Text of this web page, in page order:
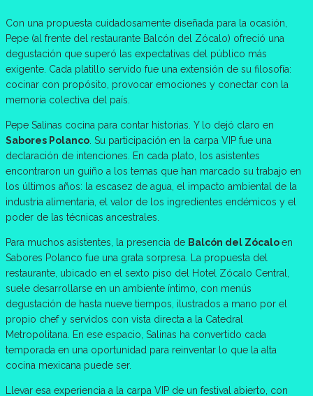
Con una propuesta cuidadosamente diseñada para la ocasión,
Pepe (al frente del restaurante Balcón del Zócalo) ofreció una
degustación que superó las expectativas del público más
exigente. Cada platillo servido fue una extensión de su filosofía:
cocinar con propósito, provocar emociones y conectar con la
memoria colectiva del país.
Pepe Salinas cocina para contar historias. Y lo dejó claro en
Sabores Polanco . Su participación en la carpa VIP fue una
declaración de intenciones. En cada plato, los asistentes
encontraron un guiño a los temas que han marcado su trabajo en
los últimos años: la escasez de agua, el impacto ambiental de la
industria alimentaria, el valor de los ingredientes endémicos y el
poder de las técnicas ancestrales.
Para muchos asistentes, la presencia de Balcón del Zócaloen
Sabores Polanco fue una grata sorpresa. La propuesta del
restaurante, ubicado en el sexto piso del Hotel Zócalo Central,
suele desarrollarse en un ambiente íntimo, con menús
degustación de hasta nueve tiempos, ilustrados a mano por el
propio chef y servidos con vista directa a la Catedral
Metropolitana. En ese espacio, Salinas ha convertido cada
temporada en una oportunidad para reinventar lo que la alta
cocina mexicana puede ser.
Llevar esa experiencia a la carpa VIP de un festival abierto, con